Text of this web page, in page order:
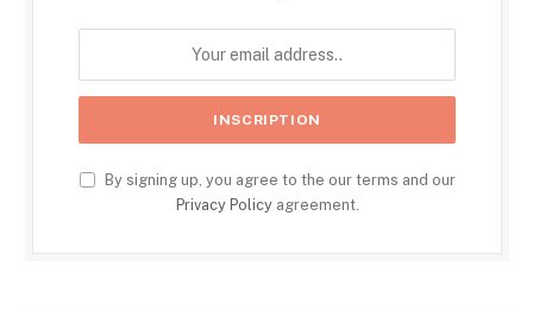
By signing up, you agree to the our terms and our
Privacy Policyagreement.